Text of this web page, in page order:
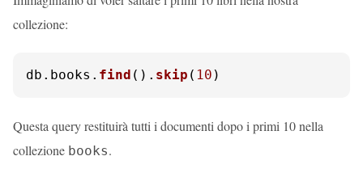
collezione:
db. books . find (). skip ( 10 )
Questa query restituirà tutti i documenti dopo i primi 10 nella
collezione books.